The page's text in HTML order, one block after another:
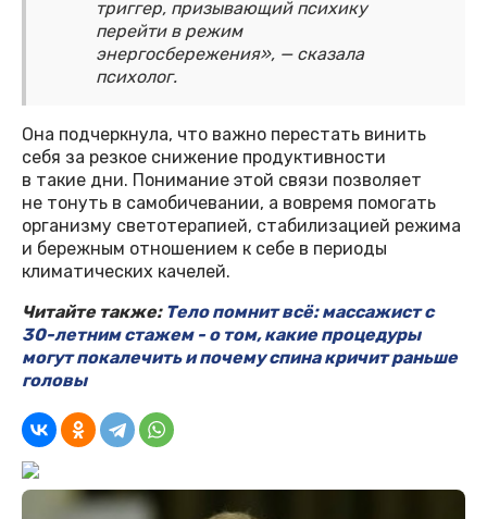
триггер, призывающий психику
перейти в режим
энергосбережения», — сказала
психолог.
Она подчеркнула, что важно перестать винить
себя за резкое снижение продуктивности
в такие дни. Понимание этой связи позволяет
не тонуть в самобичевании, а вовремя помогать
организму светотерапией, стабилизацией режима
и бережным отношением к себе в периоды
климатических качелей.
Читайте также: Тело помнит всё: массажист с
30-летним стажем - о том, какие процедуры
могут покалечить и почему спина кричит раньше
головы